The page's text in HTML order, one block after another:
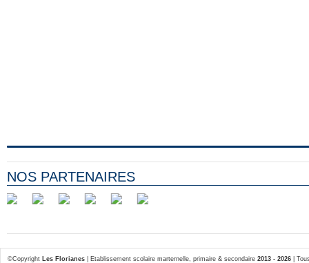
NOS PARTENAIRES
©Copyright Les Florianes | Etablissement scolaire marternelle, primaire & secondaire 2013 - 2026 |